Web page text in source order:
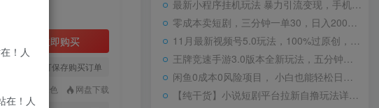
立即购买
陆后购买，可保存购买订单
安全绿色 网盘下载
最新小程序挂机玩法 暴力引流变现，手机操作日入900+，操作简单，当天见收益
零成本卖短剧，三分钟一单30，日入2000＋，一部手机操作即可（附全网短剧资源）
11月最新视频号5.0玩法，100%过原创，小白轻松月入5位数
王牌竞速手游3.0版本全新玩法，五分钟单个视频600+，变现简单，日入1500+，来就搞钱！
闲鱼0成本0风险项目， 小白也能轻松日入1000+简单易上手
【纯干货】小说短剧平台拉新自撸玩法详解-单人轻松日入500+
！人
在！人